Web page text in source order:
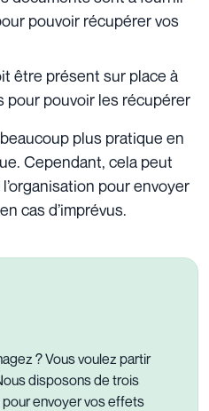
pouvoir récupérer vos
être présent sur place à
pour pouvoir les récupérer
plus pratique en
Cependant, cela peut
pour envoyer
cas d’imprévus.
? Vous voulez partir
disposons de trois
envoyer vos effets